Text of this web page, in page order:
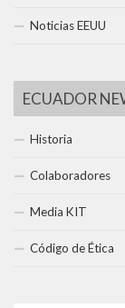
Noticias EEUU
ECUADOR
Historia
Colaboradores
Media KIT
Código de Ética